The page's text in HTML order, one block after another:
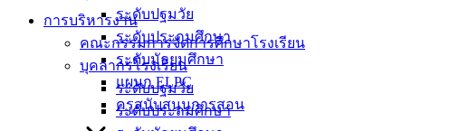
การบริหารงาน
คณะกรรมการจัดการศึกษาโรงเรียน
บุคลากรโรงเรียน
ระดับปฐมวัย
ระดับประถมศึกษา
ระดับปฐมวัย
ระดับประถมศึกษา
ระดับมัธยมศึกษา
แผนก ELPC
ครูสนับสนุนการสอน